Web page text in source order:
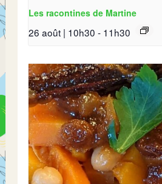
Les racontines de Martine
26 août | 10h30 - 11h30